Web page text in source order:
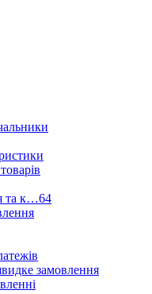
та к…64
замовлення